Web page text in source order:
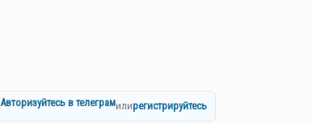
Авторизуйтесь в телеграмилирегистрируйтесь